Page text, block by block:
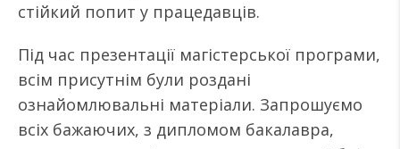
стійкий попит у працедавців.
Під час презентації магістерської програми,
всім присутнім були роздані
ознайомлювальні матеріали. Запрошуємо
всіх бажаючих, з дипломом бакалавра,